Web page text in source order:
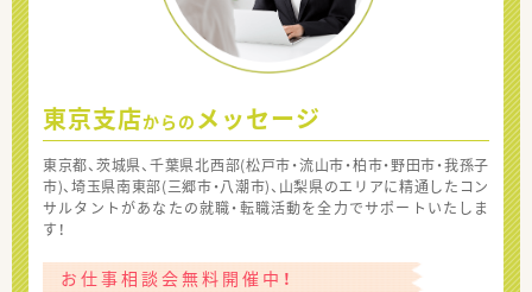
東京支店からの メッセージ
東京都、茨城県、千葉県北西部(松戸市・流山市・柏市・野田市・我孫子
市)、埼玉県南東部(三郷市・八潮市)、山梨県のエリアに精通したコン
サルタントがあなたの就職・転職活動を全力でサポートいたしま
す！
お仕事相談会無料開催中！